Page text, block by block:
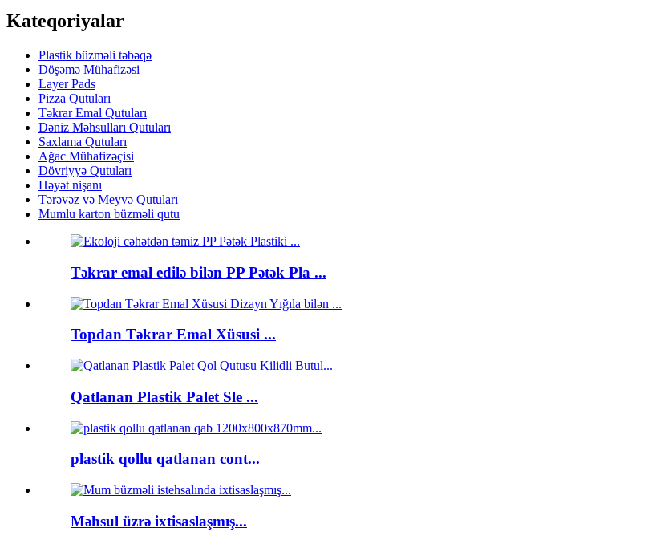
Kateqoriyalar
Plastik büzməli təbəqə
Döşəmə Mühafizəsi
Layer Pads
Pizza Qutuları
Təkrar Emal Qutuları
Dəniz Məhsulları Qutuları
Saxlama Qutuları
Ağac Mühafizəçisi
Dövriyyə Qutuları
Həyət nişanı
Tərəvəz və Meyvə Qutuları
Mumlu karton büzməli qutu
Təkrar emal edilə bilən PP Pətək Pla ...
Topdan Təkrar Emal Xüsusi ...
Qatlanan Plastik Palet Sle ...
plastik qollu qatlanan cont...
Məhsul üzrə ixtisaslaşmış...